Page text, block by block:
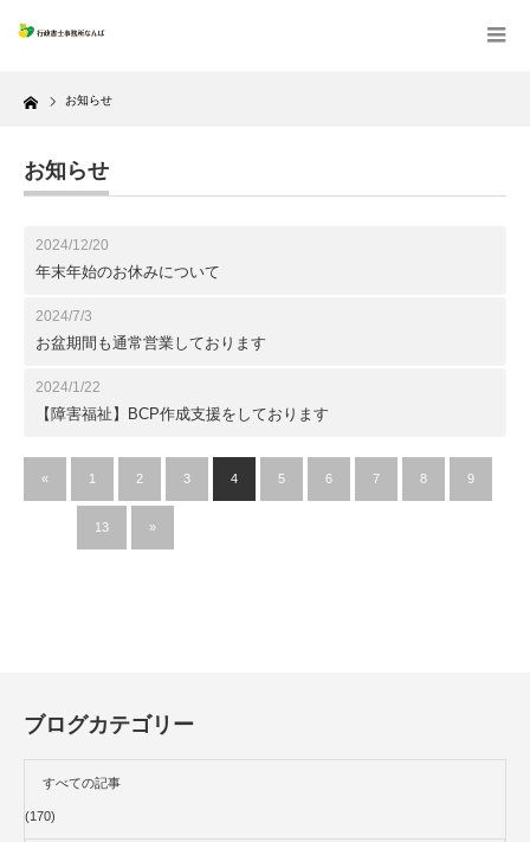
Home お知らせ
お知らせ
2024/12/20
年末年始のお休みについて
2024/7/3
お盆期間も通常営業しております
2024/1/22
【障害福祉】BCP作成支援をしております
« 1 2 3 4 5 6 7 8 9
13 »
ブログカテゴリー
すべての記事
(170)